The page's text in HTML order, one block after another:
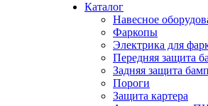
Каталог
Навесное
Фаркопы
Электрика для
Передняя защита
Задняя защита
Пороги
Защита картера